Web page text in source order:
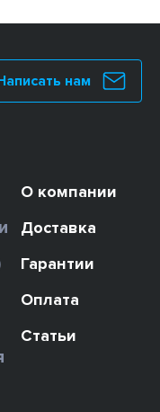
нам
О компании
Доставка
Гарантии
Оплата
Статьи